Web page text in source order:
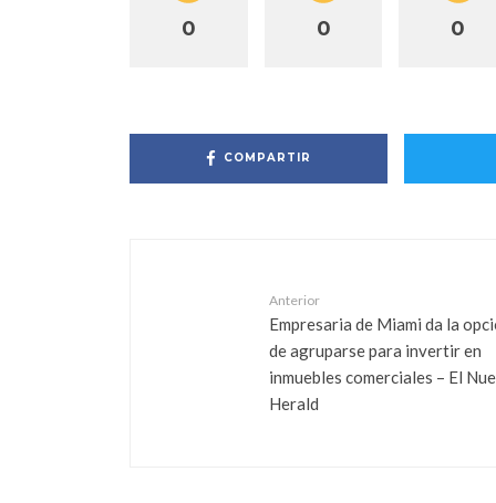
0 0 0
COMPARTIR
Anterior
Empresaria de Miami da la
de agruparse para invertir en
inmuebles comerciales – El
Herald